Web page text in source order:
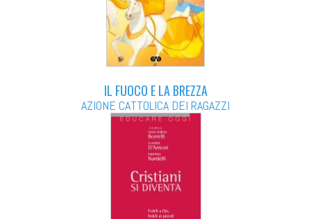
IL FUOCO E LA BREZZA
AZIONE CATTOLICA DEI RAGAZZI